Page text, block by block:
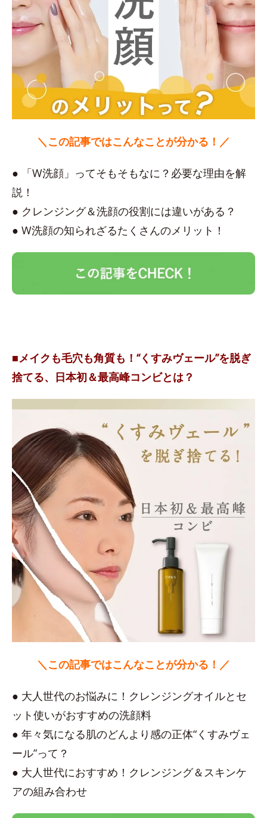
＼この記事ではこんなことが分かる！／
● 「W洗顔」ってそもそもなに？必要な理由を解
説！
● クレンジング＆洗顔の役割には違いがある？
● W洗顔の知られざるたくさんのメリット！
■メイクも毛穴も角質も！“くすみヴェール”を脱ぎ
捨てる、日本初＆最高峰コンビとは？
＼この記事ではこんなことが分かる！／
● 大人世代のお悩みに！クレンジングオイルとセ
ット使いがおすすめの洗顔料
● 年々気になる肌のどんより感の正体“くすみヴェ
ール”って？
● 大人世代におすすめ！クレンジング＆スキンケ
アの組み合わせ